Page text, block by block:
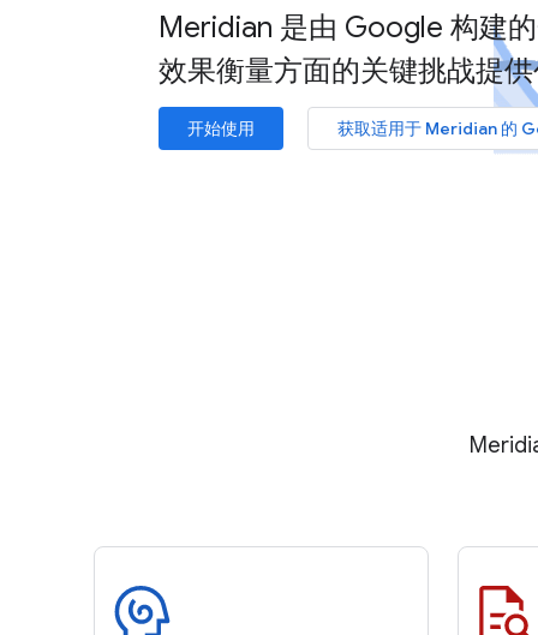
Meridian 是由 Google 构建
效果衡量方面的关键挑战提
开始使用 获取适用于 Meridian 的